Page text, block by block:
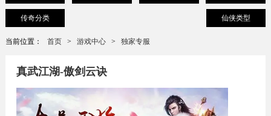
传奇分类 仙侠类型
当前位置： 首页 > 游戏中心 > 独家专服
真武江湖-傲剑云诀